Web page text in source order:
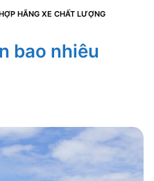
HÃNG XE CHẤT LƯỢNG
bao nhiêu